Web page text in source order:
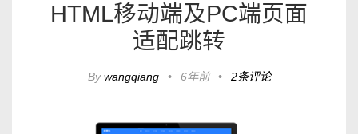
HTML移动端及PC端页面
适配跳转
Bywangqiang • 6年前 • 2条评论